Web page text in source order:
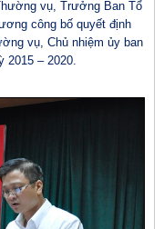
vụ, Trưởng Ban Tổ
công bố quyết định
vụ, Chủ nhiệm ủy ban
2015 – 2020.